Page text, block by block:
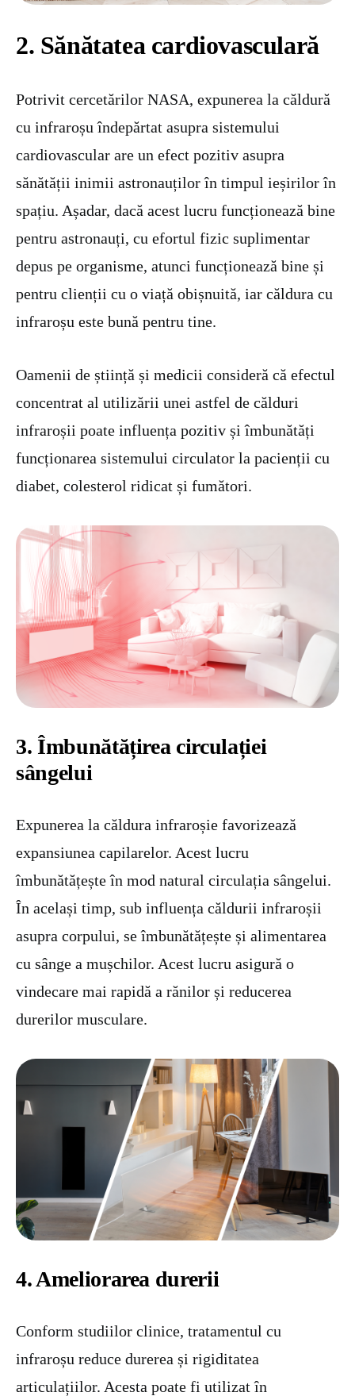
2. Sănătatea cardiovasculară
Potrivit cercetărilor NASA, expunerea la căldură
cu infraroșu îndepărtat asupra sistemului
cardiovascular are un efect pozitiv asupra
sănătății inimii astronauților în timpul ieșirilor în
spațiu. Așadar, dacă acest lucru funcționează bine
pentru astronauți, cu efortul fizic suplimentar
depus pe organisme, atunci funcționează bine și
pentru clienții cu o viață obișnuită, iar căldura cu
infraroșu este bună pentru tine.
Oamenii de știință și medicii consideră că efectul
concentrat al utilizării unei astfel de călduri
infraroșii poate influența pozitiv și îmbunătăți
funcționarea sistemului circulator la pacienții cu
diabet, colesterol ridicat și fumători.
3. Îmbunătățirea circulației
sângelui
Expunerea la căldura infraroșie favorizează
expansiunea capilarelor. Acest lucru
îmbunătățește în mod natural circulația sângelui.
În același timp, sub influența căldurii infraroșii
asupra corpului, se îmbunătățește și alimentarea
cu sânge a mușchilor. Acest lucru asigură o
vindecare mai rapidă a rănilor și reducerea
durerilor musculare.
4. Ameliorarea durerii
Conform studiilor clinice, tratamentul cu
infraroșu reduce durerea și rigiditatea
articulațiilor. Acesta poate fi utilizat în